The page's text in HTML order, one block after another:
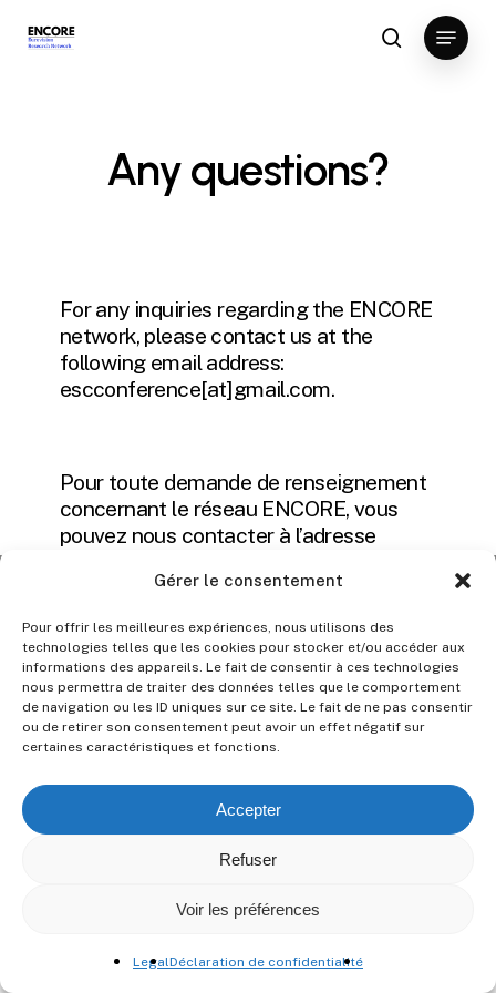
Gérer le consentement
Pour offrir les meilleures expériences, nous utilisons des
technologies telles que les cookies pour stocker et/ou accéder aux
informations des appareils. Le fait de consentir à ces technologies
nous permettra de traiter des données telles que le comportement
de navigation ou les ID uniques sur ce site. Le fait de ne pas consentir
ou de retirer son consentement peut avoir un effet négatif sur
certaines caractéristiques et fonctions.
Accepter
Refuser
Voir les préférences
LegalDéclaration de confidentialité
search
Menu
Any questions?
For any inquiries regarding the ENCORE
network, please contact us at the
following email address:
escconference[at]gmail.com.
Pour toute demande de renseignement
concernant le réseau ENCORE, vous
pouvez nous contacter à l’adresse
© Encore Network2026